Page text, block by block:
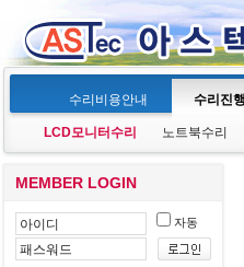
수리비용안내 수리진
LCD모니터수리 노트북수리
MEMBER LOGIN
자동